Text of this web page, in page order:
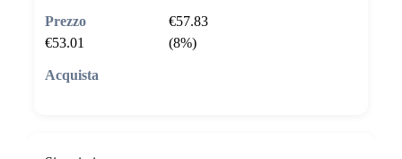
€57.83
€53.01
(8%)